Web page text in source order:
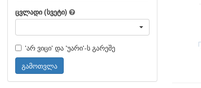
ცვლადი (სვეტი)
'არ ვიცი' და 'უარი'-ს გარეშე
გამოთვლა